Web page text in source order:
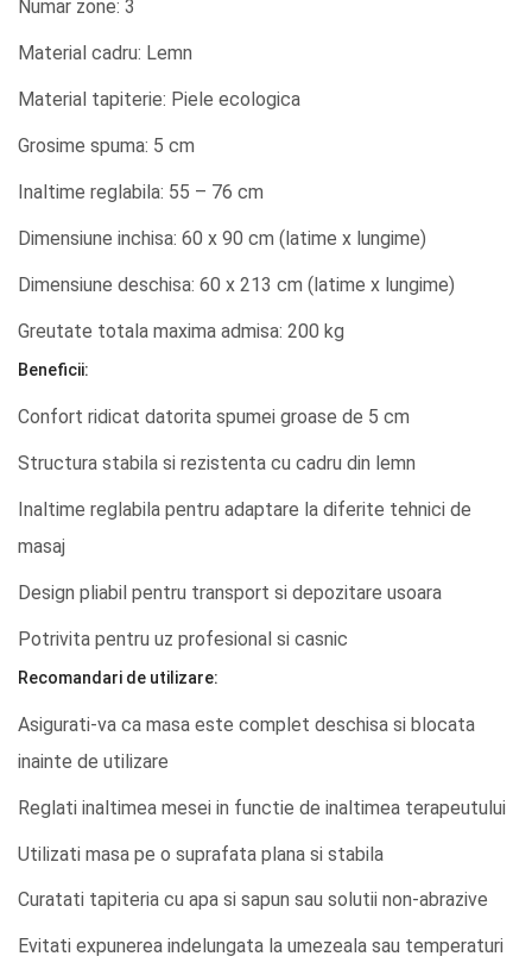
Numar zone: 3
Material cadru: Lemn
Material tapiterie: Piele ecologica
Grosime spuma: 5 cm
Inaltime reglabila: 55 – 76 cm
Dimensiune inchisa: 60 x 90 cm (latime x lungime)
Dimensiune deschisa: 60 x 213 cm (latime x lungime)
Greutate totala maxima admisa: 200 kg
Beneficii:
Confort ridicat datorita spumei groase de 5 cm
Structura stabila si rezistenta cu cadru din lemn
Inaltime reglabila pentru adaptare la diferite tehnici de
masaj
Design pliabil pentru transport si depozitare usoara
Potrivita pentru uz profesional si casnic
Recomandari de utilizare:
Asigurati-va ca masa este complet deschisa si blocata
inainte de utilizare
Reglati inaltimea mesei in functie de inaltimea terapeutului
Utilizati masa pe o suprafata plana si stabila
Curatati tapiteria cu apa si sapun sau solutii non-abrazive
Evitati expunerea indelungata la umezeala sau temperaturi